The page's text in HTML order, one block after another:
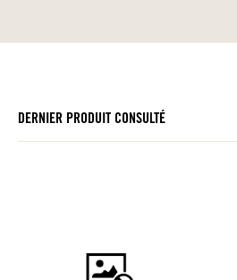
DERNIER PRODUIT CONSULTÉ